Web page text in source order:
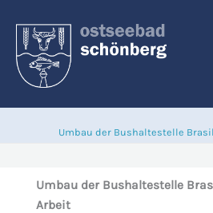
Inhalt
springen
Umbau der Bushaltestelle
Umbau der Bushaltestelle
Arbeit